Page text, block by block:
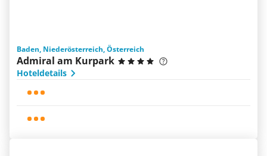
Baden, Niederösterreich, Österreich
Admiral am Kurpark
Hoteldetails